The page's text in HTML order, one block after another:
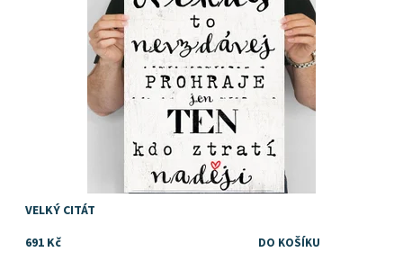
VELKÝ CITÁT
691 Kč